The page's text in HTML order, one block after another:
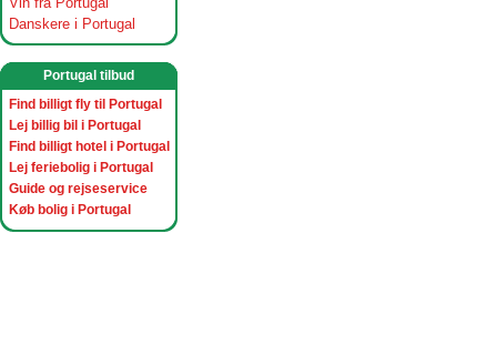
Danskere i Portugal
Portugal tilbud
Find billigt fly til Portugal
Lej billig bil i Portugal
Find billigt hotel i Portugal
Lej feriebolig i Portugal
Guide og rejseservice
Køb bolig i Portugal